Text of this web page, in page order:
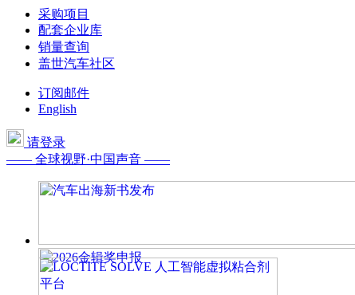
采购项目
配套企业库
销量查询
盖世汽车社区
订阅邮件
English
请登录
—— 全球视野·中国声音 ——